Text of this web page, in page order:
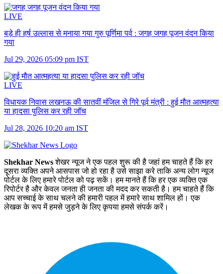
LIVE
बड़े ही हर्ष उल्लास से मनाया गया गुरु पूर्णिमा पर्व : जगह जगह पूजन वंदन किया
गया
Jul 29, 2026 05:09 pm IST
LIVE
विधायक निवास लखनऊ की सातवीं मंजिल से गिरे पूर्व मंत्री : हुई मौत आत्महत्या
या हादसा पुलिस कर रही जॉच
Jul 28, 2026 10:20 am IST
Shekhar Newsशेखर न्‍यूज ने एक पहल शुरू की है जहां हम चाहते हैं कि हर
दूसरा व्‍यक्ति अपने आसपास जो हो रहा है उसे साझा करे ताकि अन्‍य लोग न्‍यूज
पोर्टल के लिए हमारे पोर्टल को पढ़ सकें। हम मानते हैं कि हर एक व्यक्ति एक
रिपोर्टर है और केवल जनता ही जनता की मदद कर सकती है। हम चाहते हैं कि
आप सच्चाई के साथ चलने की हमारी पहल में हमारे साथ शामिल हों। एक
लेखक के रूप में हमसे जुड़ने के लिए कृपया हमसे संपर्क करें।